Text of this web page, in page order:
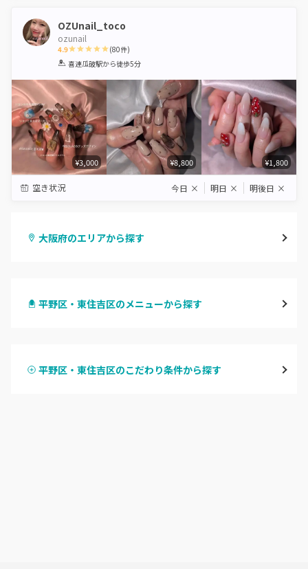
OZUnail_toco
ozunail
4.9
1 2 3 4 5
(80件)
喜連瓜破駅から徒歩5分
¥3,000 ¥8,800 ¥1,800
空き状況 今日 × 明日 × 明後日 ×
大阪府のエリアから探す
心斎橋・南船場・アメ村
平野区・東住吉区のメニューから探す
ハンドスカルプ
平野区・東住吉区のこだわり条件から探す